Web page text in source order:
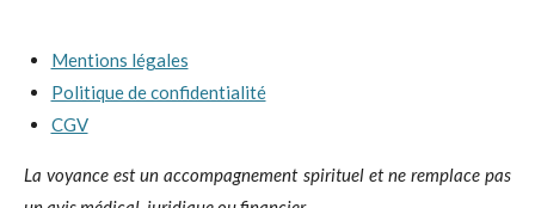
Mentions légales
Politique de confidentialité
CGV
La voyance est un accompagnement spirituel et ne remplace pas